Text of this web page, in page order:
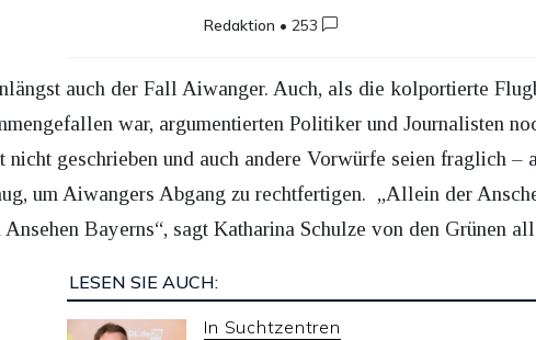
Redaktion •253
auch der Fall Aiwanger. Auch, als die kolportierte
war, argumentierten Politiker und Journalisten
nicht geschrieben und auch andere Vorwürfe seien fraglich –
um Aiwangers Abgang zu rechtfertigen. „Allein der
Ansehen Bayerns“, sagt Katharina Schulze von den Grünen
LESEN SIE AUCH:
In Suchtzentren